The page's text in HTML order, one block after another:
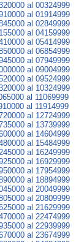
al 00324999
al 01914999
al 02849999
al 04159999
al 05414999
al 06854999
al 07949999
al 09004999
al 09524999
al 10324999
al 11069999
al 11914999
al 12724999
al 13739999
al 14604999
al 15484999
al 16249999
al 16929999
al 17954999
al 18894999
al 20049999
al 20809999
al 21629999
al 22474999
al 22939999
al 23674999